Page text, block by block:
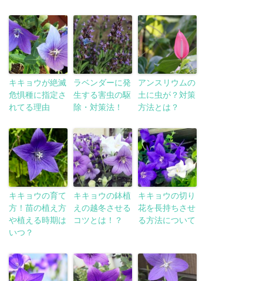
キキョウが絶滅
危惧種に指定さ
れてる理由
ラベンダーに発
生する害虫の駆
除・対策法！
アンスリウムの
土に虫が？対策
方法とは？
キキョウの育て
方！苗の植え方
や植える時期は
いつ？
キキョウの鉢植
えの越冬させる
コツとは！？
キキョウの切り
花を長持ちさせ
る方法について